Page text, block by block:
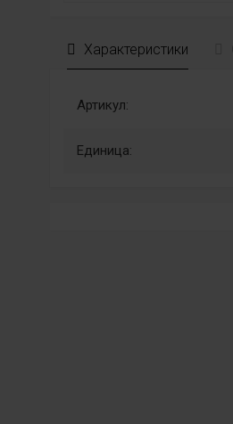
Характеристики
Артикул:
Единица: